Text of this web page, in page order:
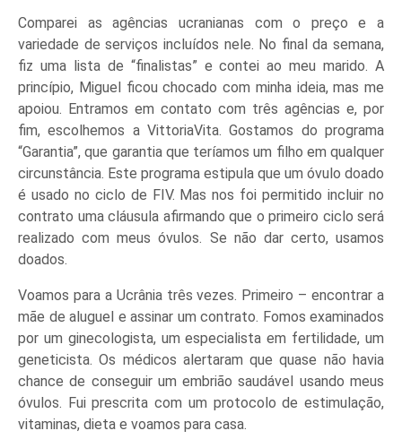
Comparei as agências ucranianas com o preço e a
variedade de serviços incluídos nele. No final da semana,
fiz uma lista de “finalistas” e contei ao meu marido. A
princípio, Miguel ficou chocado com minha ideia, mas me
apoiou. Entramos em contato com três agências e, por
fim, escolhemos a VittoriaVita. Gostamos do programa
“Garantia”, que garantia que teríamos um filho em qualquer
circunstância. Este programa estipula que um óvulo doado
é usado no ciclo de FIV. Mas nos foi permitido incluir no
contrato uma cláusula afirmando que o primeiro ciclo será
realizado com meus óvulos. Se não dar certo, usamos
doados.
Voamos para a Ucrânia três vezes. Primeiro – encontrar a
mãe de aluguel e assinar um contrato. Fomos examinados
por um ginecologista, um especialista em fertilidade, um
geneticista. Os médicos alertaram que quase não havia
chance de conseguir um embrião saudável usando meus
óvulos. Fui prescrita com um protocolo de estimulação,
vitaminas, dieta e voamos para casa.